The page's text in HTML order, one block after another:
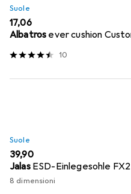
Suole
EUR
17,06
Albatros ever cushion
10
Suole
EUR
39,90
Jalas ESD-Einlegesohle
8 dimensioni